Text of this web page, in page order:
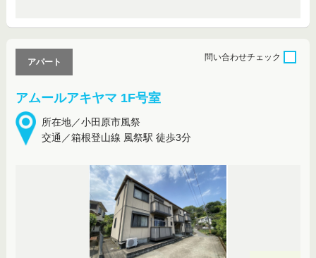
アムールアキヤマ 1F号室
所在地／小田原市風祭
交通／箱根登山線 風祭駅 徒歩3分
アパート
問い合わせチェック